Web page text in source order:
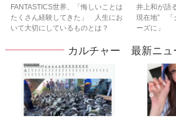
FANTASTICS世界、「悔しいことは
たくさん経験してきた」 人生にお
いて大切にしているものとは？
井上和が語
現在地” 「
ーズに」
カルチャー 最新ニュ